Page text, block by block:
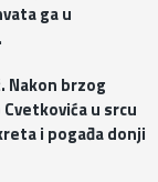
ga u
Nakon brzog
u srcu
i pogađa donji